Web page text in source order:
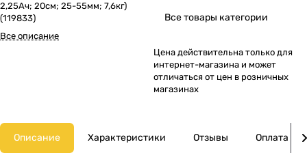
2,25Ач; 20cм; 25-55мм; 7,6кг)
(119833)
Все описание
Все товары категории
Цена действительна только для
интернет-магазина и может
отличаться от цен в розничных
магазинах
Описание Характеристики Отзывы Оплата